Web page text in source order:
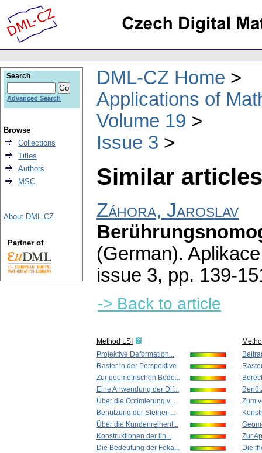
DML-CZ Home
Applications of
Volume 19
Issue 3
Similar
Záhora, Jaroslav
(German).
issue 3, pp. 139-
-> Back to article
Method LSI
Projektive Deformation...
Raster in der Perspektive
Zur geometrischen Bede...
Eine Anwendung der Dif...
Über die Optimierung v...
Benützung der Steiner-...
Über die Kundenreihenf...
Konstruktionen der lin...
Die Bedeutung der Foka...
Zum
Zur
Die
Search
Advanced Search
Browse
Collections
Titles
Authors
MSC
About DML-CZ
Partner of